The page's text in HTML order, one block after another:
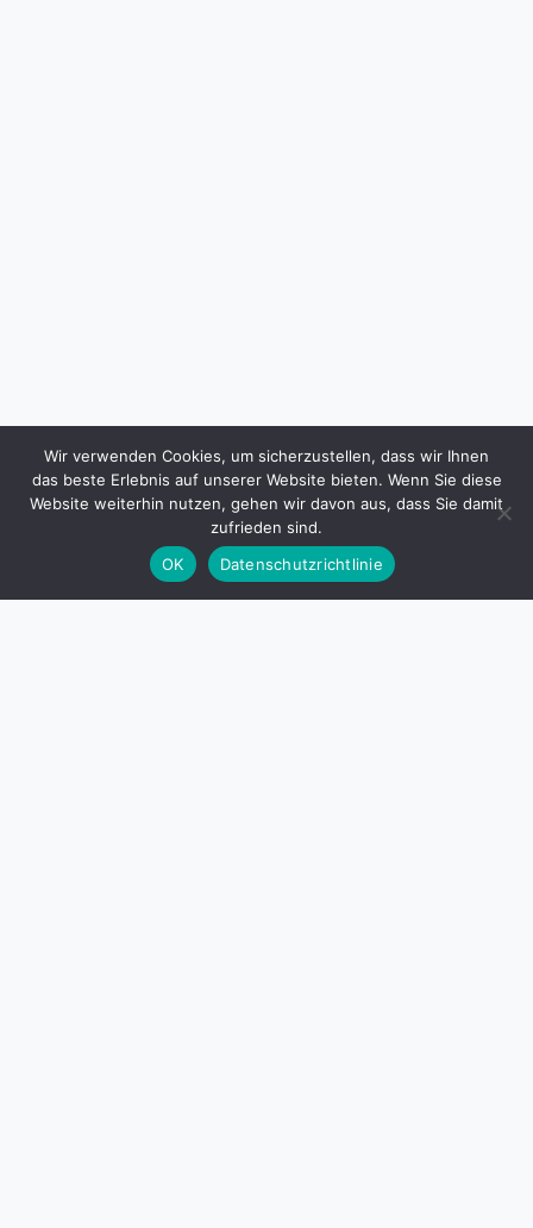
Wir verwenden Cookies, um sicherzustellen, dass wir Ihnen
das beste Erlebnis auf unserer Website bieten. Wenn Sie diese
Website weiterhin nutzen, gehen wir davon aus, dass Sie damit
zufrieden sind.
OK
Datenschutzrichtlinie